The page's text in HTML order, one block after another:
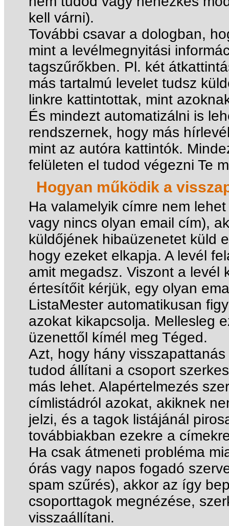
kell várni).
További csavar a dologban,
mint a levélmegnyitási
tagszűrőkben. Pl. két
más tartalmú levelet tudsz
linkre kattintottak, mint
És mindezt automatizálni is
rendszernek, hogy más
mint az autóra kattintók.
felületen el tudod végezni Te
Hogyan működik a
Ha valamelyik címre nem
vagy nincs olyan email cím),
küldőjének hibaüzenetet küld
hogy ezeket elkapja. A levél
amit megadsz. Viszont a levél
értesítőit kérjük, egy olyan
ListaMester automatikusan
azokat kikapcsolja. Mellesleg
üzenettől kímél meg Téged.
Azt, hogy hány
tudod állítani a csoport
más lehet. Alapértelmezés
címlistádról azokat, akiknek
jelzi, és a tagok listájánál
továbbiakban ezekre a
Ha csak átmeneti probléma
órás vagy napos fogadó
spam szűrés), akkor az így
csoporttagok megnézése,
visszaállítani.